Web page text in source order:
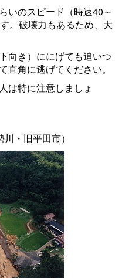
いのスピード（時速40～
。破壊力もあるため、大
向き）ににげても追いつ
角に逃げてください。
は特に注意しましょ
・旧平田市）